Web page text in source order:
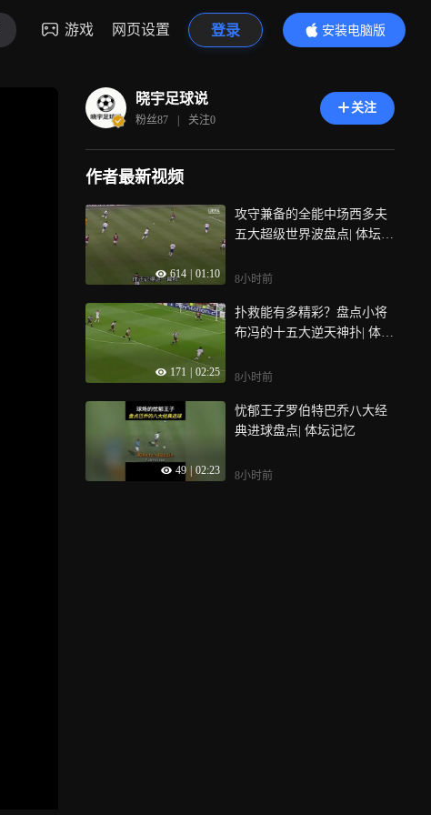
游戏 网页设置 登录
安装电脑版
内容更精彩
晓宇足球说
粉丝87 | 关注0
关注
作者最新视频
614 01:10
攻守兼备的全能中场西多夫
五大超级世界波盘点| 体坛记
8小时前
171 02:25
扑救能有多精彩？盘点小将
布冯的十五大逆天神扑| 体坛
8小时前
49 02:23
忧郁王子罗伯特巴乔八大经
典进球盘点| 体坛记忆
8小时前